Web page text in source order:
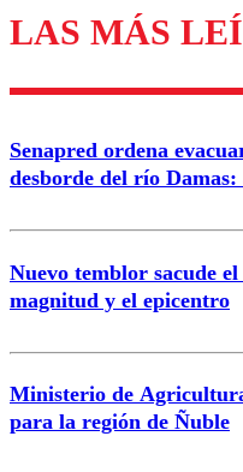
LAS MÁS
Senapred ordena
desborde del río
Nuevo temblor sacude
magnitud y el epicentro
Ministerio de
para la región de Ñuble